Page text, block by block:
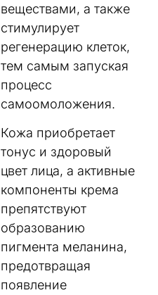
веществами, а также
стимулирует
регенерацию клеток,
тем самым запуская
процесс
самоомоложения.
Кожа приобретает
тонус и здоровый
цвет лица, а активные
компоненты крема
препятствуют
образованию
пигмента меланина,
предотвращая
появление